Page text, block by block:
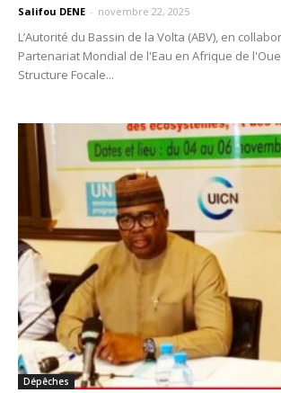
Salifou DENE - novembre 22, 2025
L’Autorité du Bassin de la Volta (ABV), en
Partenariat Mondial de l'Eau en Afrique de
Structure Focale...
Dépêches